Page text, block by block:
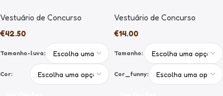
Vestuário de Concurso
€42.50
Tamanho-luva:
Cor:
Vestuário de Concurso
€14.00
Tamanho:
Cor_funny: